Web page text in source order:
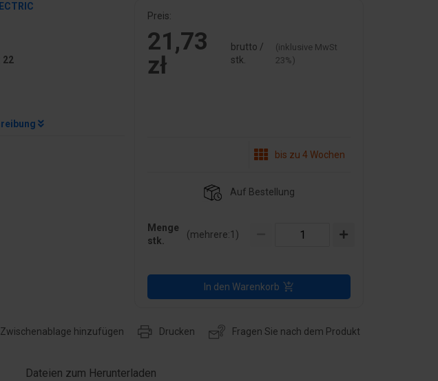
22
Preis:
21,73
zł
brutto /
stk.
(inklusive MwSt
23%)
bis zu 4 Wochen
Auf Bestellung
Menge
stk.
(mehrere:1 )
In den Warenkorb
hinzufügen Drucken Fragen Sie nach dem Produkt
Dateien zum Herunterladen